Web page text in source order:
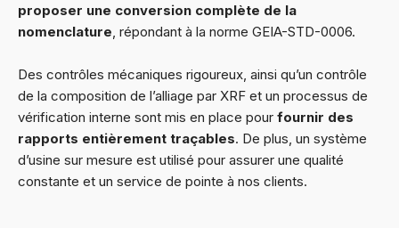
proposer une conversion complète de la
nomenclature , répondant à la norme GEIA-STD-0006.
Des contrôles mécaniques rigoureux, ainsi qu’un contrôle
de la composition de l’alliage par XRF et un processus de
vérification interne sont mis en place pour fournir des
rapports entièrement traçables. De plus, un système
d’usine sur mesure est utilisé pour assurer une qualité
constante et un service de pointe à nos clients.